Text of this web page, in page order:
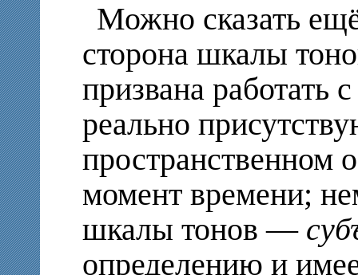
Можно сказать
сторона шкалы
призвана работать
реально
пространственном
момент времени;
шкалы тонов —
определению и